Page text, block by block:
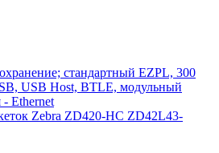
стандартный EZPL, 300
USB Host, BTLE, модульный
Ethernet
Zebra ZD420-HC ZD42L43-